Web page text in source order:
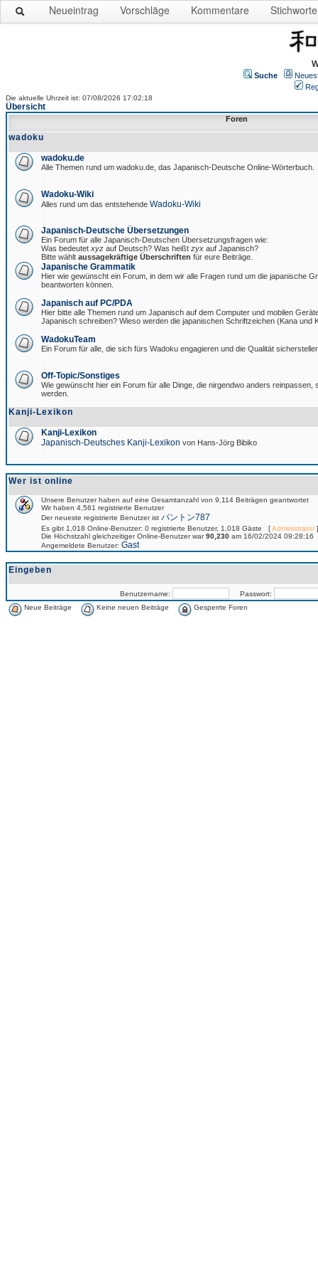
Neueintrag Vorschläge Kommentare Stichworte
Suche
Die aktuelle Uhrzeit ist: 07/08/2026 17:02:18
Übersicht
Foren
wadoku
wadoku.de
Alle Themen rund um wadoku.de, das Japanisch-Deutsche Online-Wörterbuch.
Wadoku-Wiki
Alles rund um das entstehende Wadoku-Wiki
Japanisch-Deutsche Übersetzungen
Ein Forum für alle Japanisch-Deutschen Übersetzungsfragen wie:
Was bedeutet xyz auf Deutsch? Was heißt zyx auf Japanisch?
Bitte wählt aussagekräftige Überschriften für eure Beiträge.
Japanische Grammatik
Hier wie gewünscht ein Forum, in dem wir alle Fragen rund um die japanische
beantworten können.
Japanisch auf PC/PDA
Hier bitte alle Themen rund um Japanisch auf dem Computer und mobilen
Japanisch schreiben? Wieso werden die japanischen Schriftzeichen (Kana und
WadokuTeam
Ein Forum für alle, die sich fürs Wadoku engagieren und die Qualität
Off-Topic/Sonstiges
Wie gewünscht hier ein Forum für alle Dinge, die nirgendwo anders reinpassen,
werden.
Kanji-Lexikon
Kanji-Lexikon
Japanisch-Deutsches Kanji-Lexikon von Hans-Jörg Bibiko
Wer ist online
Unsere Benutzer haben auf eine Gesamtanzahl von 9,114 Beiträgen geantwortet
Wir haben 4,561 registrierte Benutzer
Der neueste registrierte Benutzer ist パントン787
Es gibt 1,018 Online-Benutzer: 0 registrierte Benutzer, 1,018 Gäste [Administrator
Die Höchstzahl gleichzeitiger Online-Benutzer war90,230 am 16/02/2024 09:28:16
Angemeldete Benutzer: Gast
Eingeben
Benutzername:
Passwort:
Neue Beiträge
Keine neuen Beiträge Gesperrte Foren